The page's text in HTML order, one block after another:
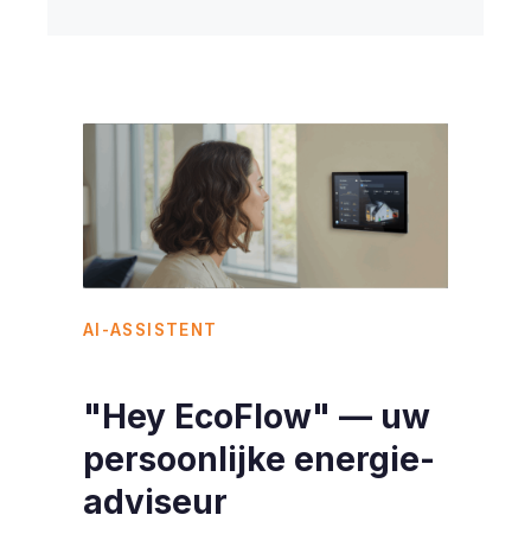
AI-ASSISTENT
"Hey EcoFlow" — uw
persoonlijke energie-
adviseur